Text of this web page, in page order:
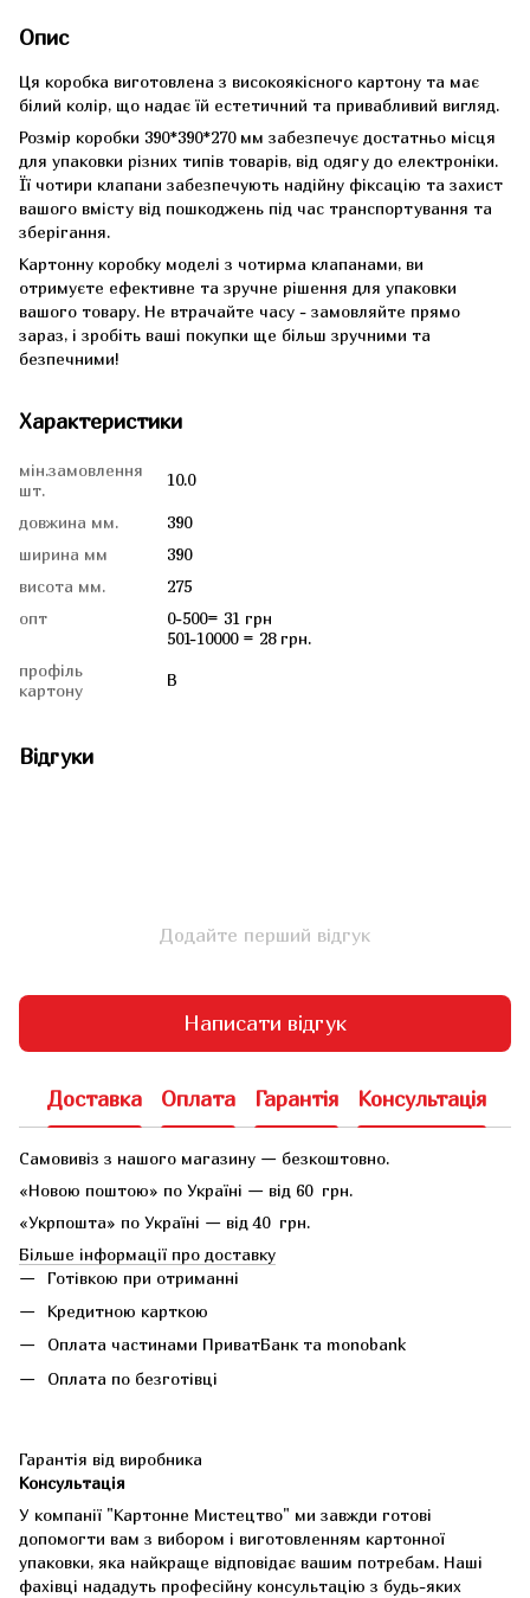
Опис
Ця коробка виготовлена з високоякісного картону та має
білий колір, що надає їй естетичний та привабливий вигляд.
Розмір коробки 390*390*270 мм забезпечує достатньо місця
для упаковки різних типів товарів, від одягу до електроніки.
Її чотири клапани забезпечують надійну фіксацію та захист
вашого вмісту від пошкоджень під час транспортування та
зберігання.
Картонну коробку моделі з чотирма клапанами, ви
отримуєте ефективне та зручне рішення для упаковки
вашого товару. Не втрачайте часу - замовляйте прямо
зараз, і зробіть ваші покупки ще більш зручними та
безпечними!
Характеристики
мін.замовлення
шт.
10.0
довжина мм.
390
ширина мм
390
висота мм.
275
опт
0-500= 31 грн
501-10000 = 28 грн.
профіль
картону
В
Відгуки
Додайте перший відгук
Написати відгук
Доставка Оплата Гарантія Консультація
Самовивіз з нашого магазину — безкоштовно.
«Новою поштою» по Україні — від 60 грн.
«Укрпошта» по Україні — від 40 грн.
Більше інформації про доставку
Готівкою при отриманні
Кредитною карткою
Оплата частинами ПриватБанк та monobank
Оплата по безготівці
Гарантія від виробника
Консультація
У компанії "Картонне Мистецтво" ми завжди готові
допомогти вам з вибором і виготовленням картонної
упаковки, яка найкраще відповідає вашим потребам. Наші
фахівці нададуть професійну консультацію з будь-яких